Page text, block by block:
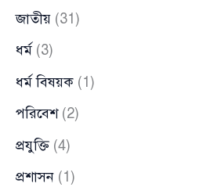
জাতীয় (31)
ধর্ম (3)
ধর্ম বিষয়ক (1)
পরিবেশ(2)
প্রযুক্তি (4)
প্রশাসন (1)